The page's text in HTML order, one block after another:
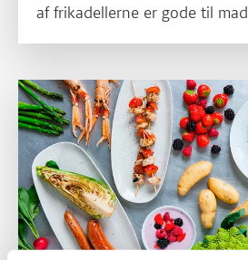
af frikadellerne er gode til
Skolefrokost minihorn, minipizza